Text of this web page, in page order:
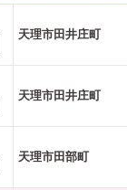
天理市田井庄町
天理市田井庄町
天理市田部町